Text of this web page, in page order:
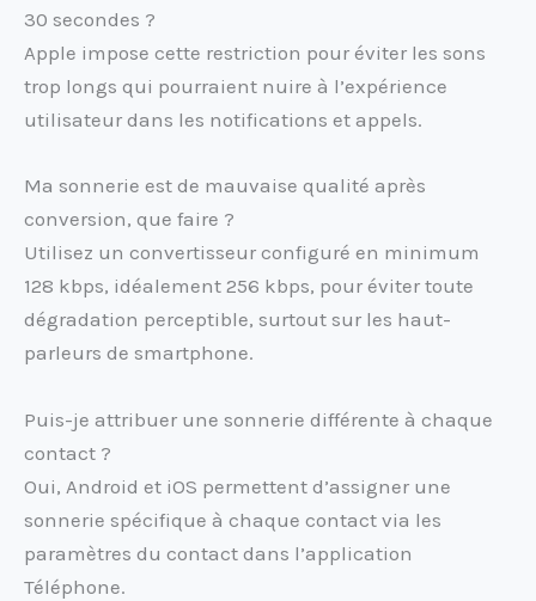
30 secondes ?
Apple impose cette restriction pour éviter les sons
trop longs qui pourraient nuire à l’expérience
utilisateur dans les notifications et appels.
Ma sonnerie est de mauvaise qualité après
conversion, que faire ?
Utilisez un convertisseur configuré en minimum
128 kbps, idéalement 256 kbps, pour éviter toute
dégradation perceptible, surtout sur les haut-
parleurs de smartphone.
Puis-je attribuer une sonnerie différente à chaque
contact ?
Oui, Android et iOS permettent d’assigner une
sonnerie spécifique à chaque contact via les
paramètres du contact dans l’application
Téléphone.